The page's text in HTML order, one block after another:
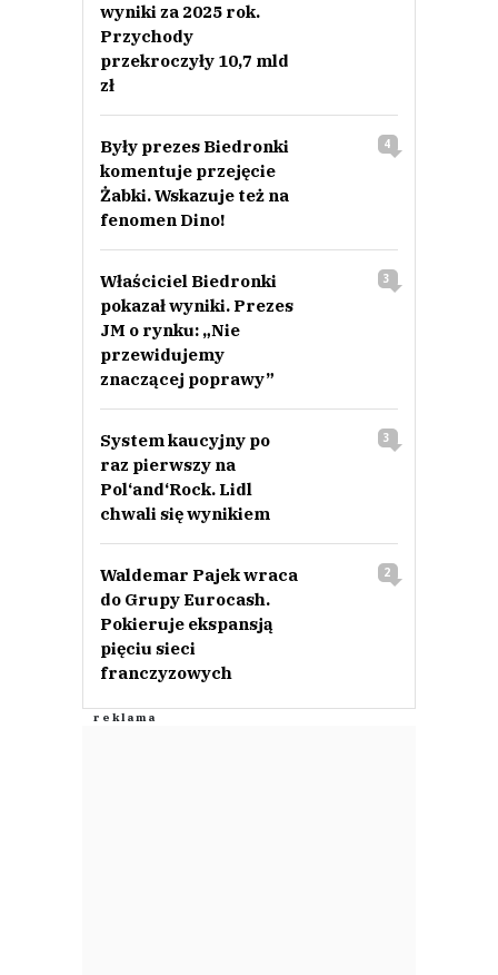
wyniki za 2025 rok.
Przychody
przekroczyły 10,7 mld
zł
Były prezes Biedronki
komentuje przejęcie
Żabki. Wskazuje też na
fenomen Dino!
4
Właściciel Biedronki
pokazał wyniki. Prezes
JM o rynku: „Nie
przewidujemy
znaczącej poprawy”
3
System kaucyjny po
raz pierwszy na
Pol‘and‘Rock. Lidl
chwali się wynikiem
3
Waldemar Pajek wraca
do Grupy Eurocash.
Pokieruje ekspansją
pięciu sieci
franczyzowych
2